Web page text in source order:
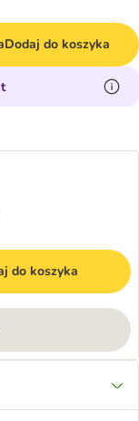
Dodaj do koszyka
do koszyka